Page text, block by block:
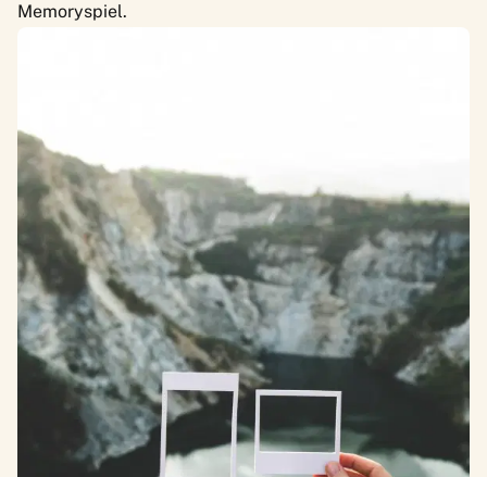
Memoryspiel.